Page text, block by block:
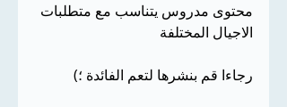
محتوى مدروس يتناسب مع متطلبات
الاجيال المختلفة
رجاءا قم بنشرها لتعم الفائدة ؛)